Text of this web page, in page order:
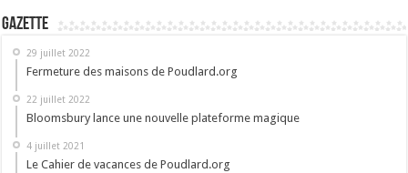
Gazette
29 juillet 2022
Fermeture des maisons de Poudlard.org
22 juillet 2022
Bloomsbury lance une nouvelle plateforme magique
4 juillet 2021
Le Cahier de vacances de Poudlard.org